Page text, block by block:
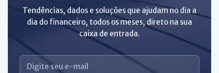
Tendências, dados e soluções que ajudam no dia a
dia do financeiro, todos os meses, direto na sua
caixa de entrada.